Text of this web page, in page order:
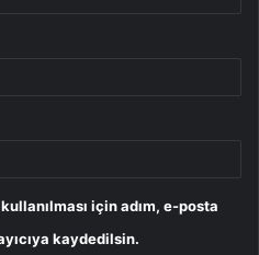
için adım, e-posta
kaydedilsin.